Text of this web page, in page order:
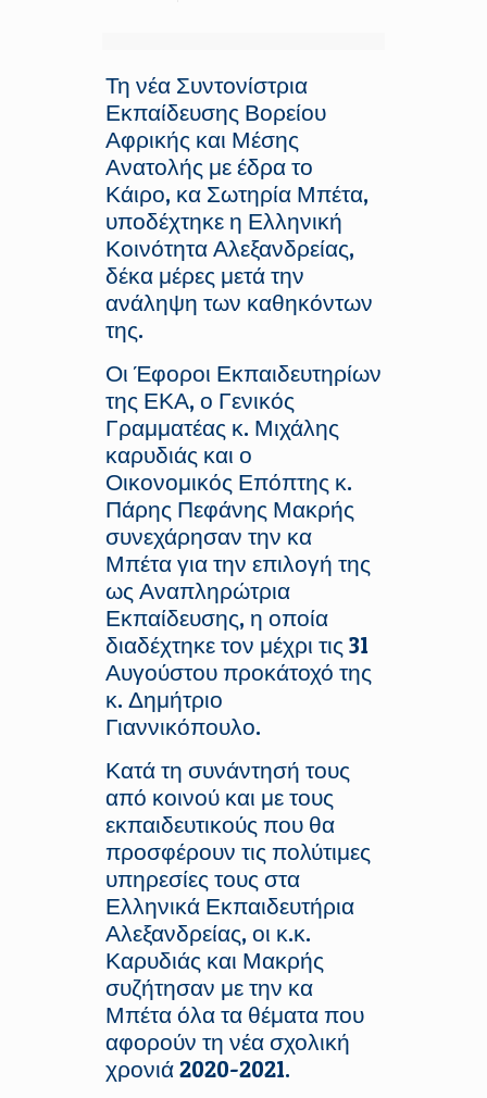
Τη νέα Συντονίστρια
Εκπαίδευσης Βορείου
Αφρικής και Μέσης
Ανατολής με έδρα το
Κάιρο, κα Σωτηρία Μπέτα,
υποδέχτηκε η Ελληνική
Κοινότητα Αλεξανδρείας,
δέκα μέρες μετά την
ανάληψη των καθηκόντων
της.
Οι Έφοροι Εκπαιδευτηρίων
της ΕΚΑ, ο Γενικός
Γραμματέας κ. Μιχάλης
καρυδιάς και ο
Οικονομικός Επόπτης κ.
Πάρης Πεφάνης Μακρής
συνεχάρησαν την κα
Μπέτα για την επιλογή της
ως Αναπληρώτρια
Εκπαίδευσης, η οποία
διαδέχτηκε τον μέχρι τις 31
Αυγούστου προκάτοχό της
κ. Δημήτριο
Γιαννικόπουλο.
Κατά τη συνάντησή τους
από κοινού και με τους
εκπαιδευτικούς που θα
προσφέρουν τις πολύτιμες
υπηρεσίες τους στα
Ελληνικά Εκπαιδευτήρια
Αλεξανδρείας, οι κ.κ.
Καρυδιάς και Μακρής
συζήτησαν με την κα
Μπέτα όλα τα θέματα που
αφορούν τη νέα σχολική
χρονιά 2020-2021.